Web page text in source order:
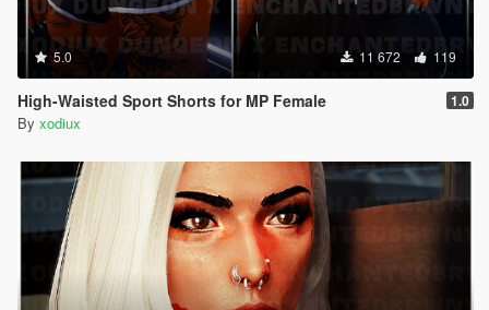
5.0 11 672 119
High-Waisted Sport Shorts for MP Female 1.0
By xodiux